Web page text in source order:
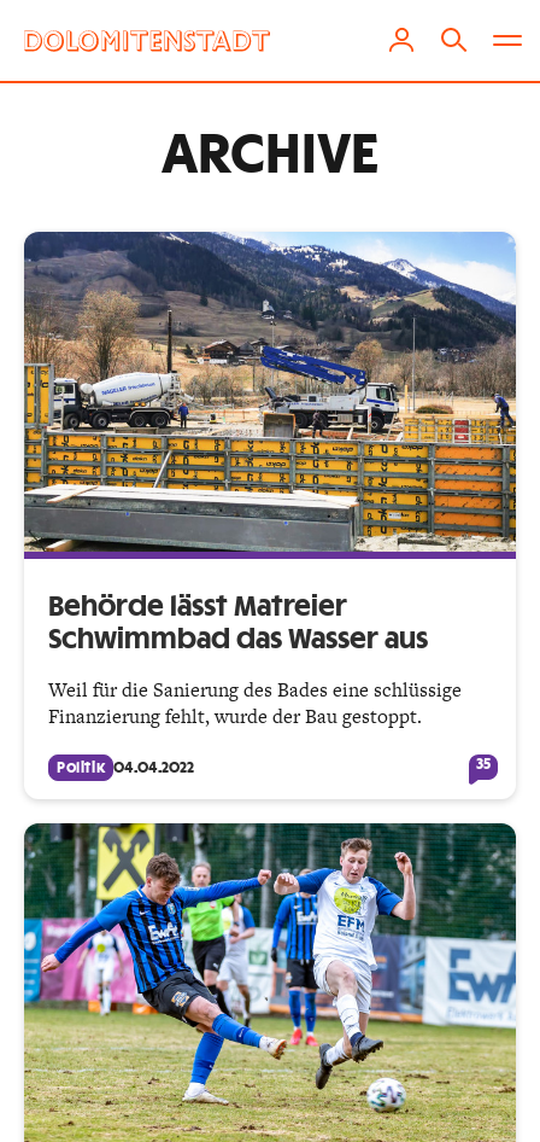
ARCHIVE
Behörde lässt Matreier
Schwimmbad das Wasser aus
Weil für die Sanierung des Bades eine schlüssige
Finanzierung fehlt, wurde der Bau gestoppt.
Politik 04.04.2022 35